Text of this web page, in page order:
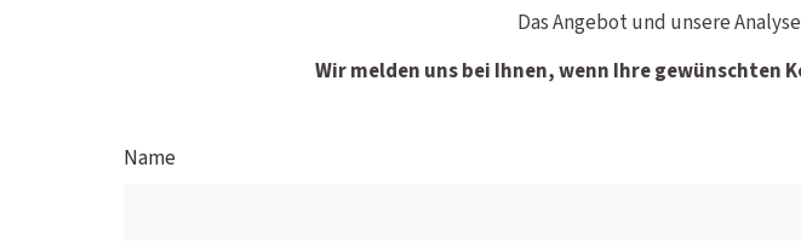
Das Angebot und unsere
Wir melden uns bei Ihnen, wenn Ihre
Name